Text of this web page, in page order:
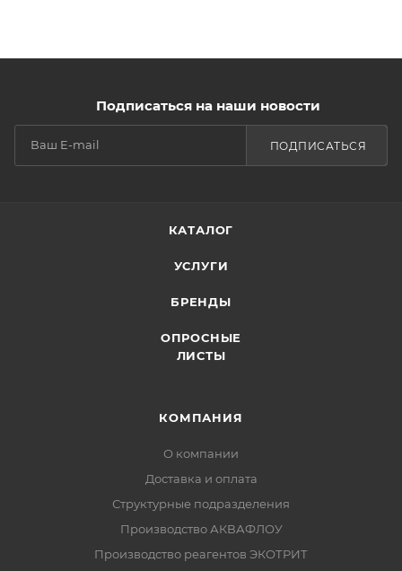
Подписаться на наши новости
ПОДПИСАТЬСЯ
КАТАЛОГ
УСЛУГИ
БРЕНДЫ
ОПРОСНЫЕ
ЛИСТЫ
КОМПАНИЯ
О компании
Доставка и оплата
Структурные подразделения
Производство АКВАФЛОУ
Производство реагентов ЭКОТРИТ